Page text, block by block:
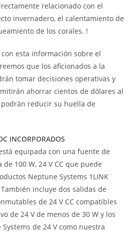
relacionado con el
invernadero, el calentamiento de
de los corales. !
esta información sobre el
que los aficionados a la
tomar decisiones operativas y
ahorrar cientos de dólares al
reducir su huella de
INCORPORADOS
equipada con una fuente de
100 W, 24 V CC que puede
Neptune Systems 1LINK
También incluye dos salidas de
de 24 V CC compatibles
de 24 V de menos de 30 W y los
de 24 V como nuestra